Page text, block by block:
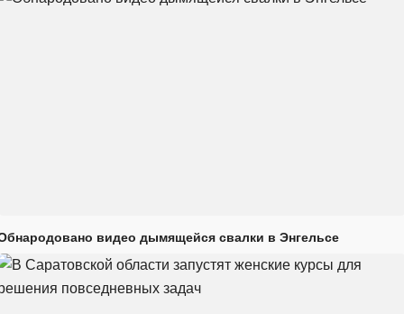
видео дымящейся свалки в Энгельсе